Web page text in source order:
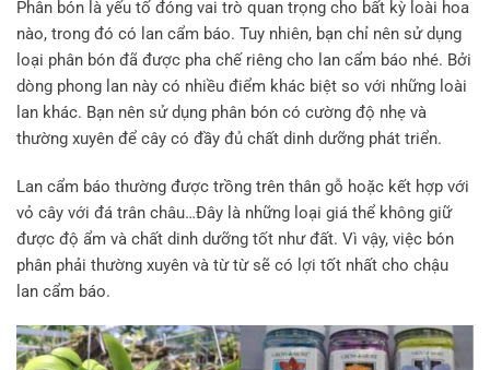
Phân bón là yếu tố đóng vai trò quan trọng cho bất kỳ loài hoa
nào, trong đó có lan cẩm báo. Tuy nhiên, bạn chỉ nên sử dụng
loại phân bón đã được pha chế riêng cho lan cẩm báo nhé. Bởi
dòng phong lan này có nhiều điểm khác biệt so với những loài
lan khác. Bạn nên sử dụng phân bón có cường độ nhẹ và
thường xuyên để cây có đầy đủ chất dinh dưỡng phát triển.
Lan cẩm báo thường được trồng trên thân gỗ hoặc kết hợp với
vỏ cây với đá trân châu…Đây là những loại giá thể không giữ
được độ ẩm và chất dinh dưỡng tốt như đất. Vì vậy, việc bón
phân phải thường xuyên và từ từ sẽ có lợi tốt nhất cho chậu
lan cẩm báo.